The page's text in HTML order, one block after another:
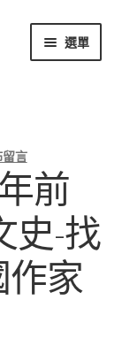
選單
言
前
史-找
作家